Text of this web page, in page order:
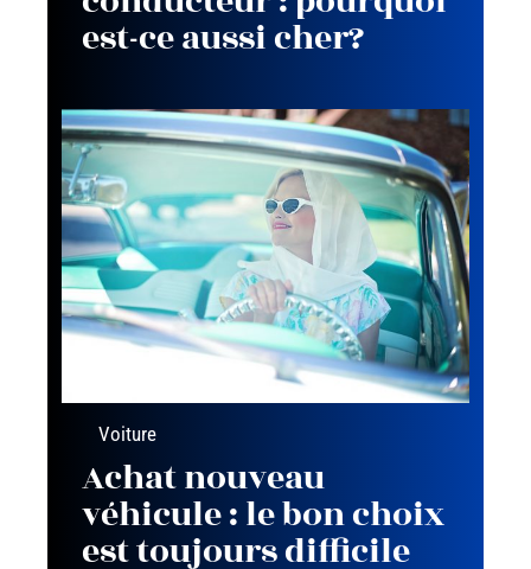
est-ce aussi cher?
Voiture
Achat nouveau
véhicule : le bon choix
est toujours difficile